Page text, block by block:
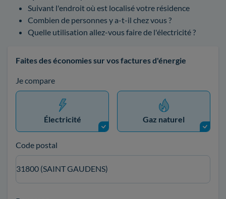
Suivant l'endroit où est localisé votre résidence
Combien de personnes y a-t-il chez vous ?
Quelle utilisation allez-vous faire de l'électricité ?
Faites des économies sur vos factures d'énergie
Je compare
Électricité Gaz naturel
Code postal
31800 (SAINT GAUDENS)